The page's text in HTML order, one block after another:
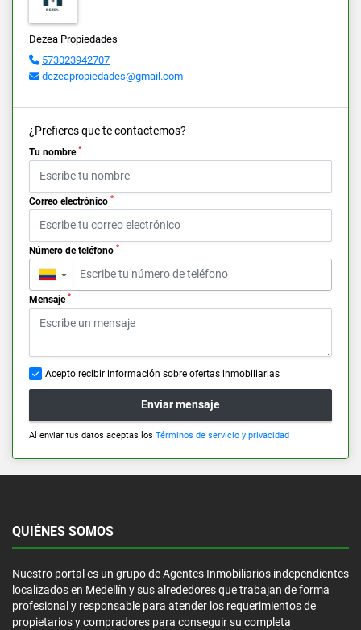
Dezea Propiedades
573023942707
dezeapropiedades@gmail.com
¿Prefieres que te contactemos?
Tu nombre *
Correo electrónico *
Número de teléfono *
▼
Mensaje *
Acepto recibir información sobre ofertas inmobiliarias
Enviar mensaje
Al enviar tus datos aceptas los Términos de servicio y privacidad
QUIÉNES SOMOS
Nuestro portal es un grupo de Agentes Inmobiliarios independientes
localizados en Medellín y sus alrededores que trabajan de forma
profesional y responsable para atender los requerimientos de
propietarios y compradores para conseguir su completa